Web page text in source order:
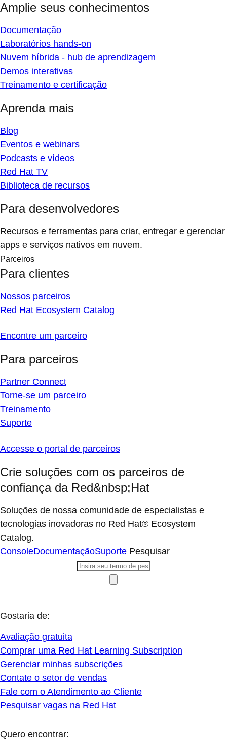
Amplie seus conhecimentos
Documentação
Laboratórios hands-on
Nuvem híbrida - hub de aprendizagem
Demos interativas
Treinamento e certificação
Aprenda mais
Blog
Eventos e webinars
Podcasts e vídeos
Red Hat TV
Biblioteca de recursos
Para desenvolvedores
Recursos e ferramentas para criar, entregar e gerenciar
apps e serviços nativos em nuvem.
Parceiros
Para clientes
Nossos parceiros
Red Hat Ecosystem Catalog
Encontre um parceiro
Para parceiros
Partner Connect
Torne-se um parceiro
Treinamento
Suporte
Accesse o portal de parceiros
Crie soluções com os parceiros de
confiança da Red&nbsp;Hat
Soluções de nossa comunidade de especialistas e
tecnologias inovadoras no Red Hat® Ecosystem
Catalog.
ConsoleDocumentaçãoSuporte Pesquisar
Gostaria de:
Avaliação gratuita
Comprar uma Red Hat Learning Subscription
Gerenciar minhas subscrições
Contate o setor de vendas
Fale com o Atendimento ao Cliente
Pesquisar vagas na Red Hat
Quero encontrar: